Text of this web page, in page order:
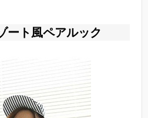
ート風ペアルック